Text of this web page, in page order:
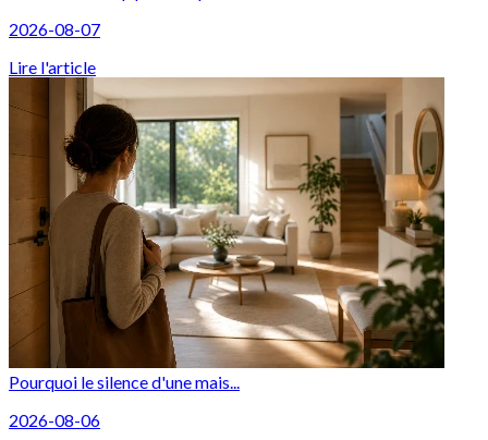
2026-08-07
Lire l'article
Pourquoi le silence d'une mais...
2026-08-06